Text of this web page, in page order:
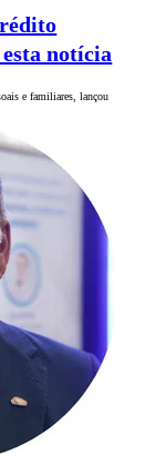
notícia
e familiares, lançou